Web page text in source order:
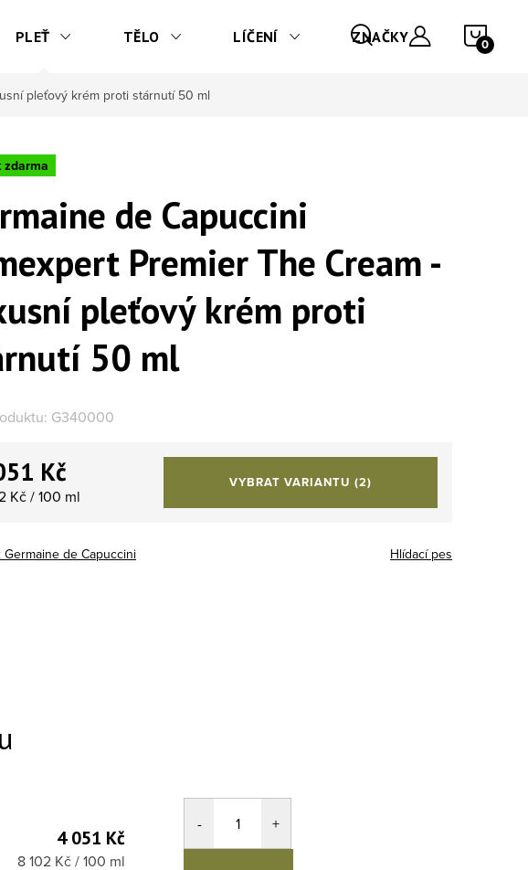
PLEŤ TĚLO LÍČENÍ ZNAČKY
pleťový krém proti stárnutí 50 ml
zdarma
de Capuccini
Premier The Cream -
pleťový krém proti
50 ml
G340000
Kč
cena:
Kč / 100 ml
VYBRAT VARIANTU (2)
Germaine de Capuccini Hlídací pes
4 051 Kč
Měrná cena:
8 102 Kč / 100 ml